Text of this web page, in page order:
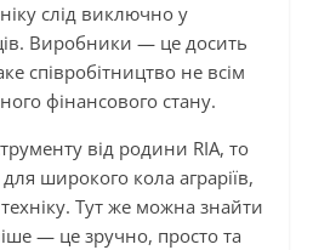
слід виключно у
Виробники — це досить
співробітництво не всім
фінансового стану.
від родини RIA, то
для широкого кола аграріїв,
Тут же можна знайти
— це зручно, просто та